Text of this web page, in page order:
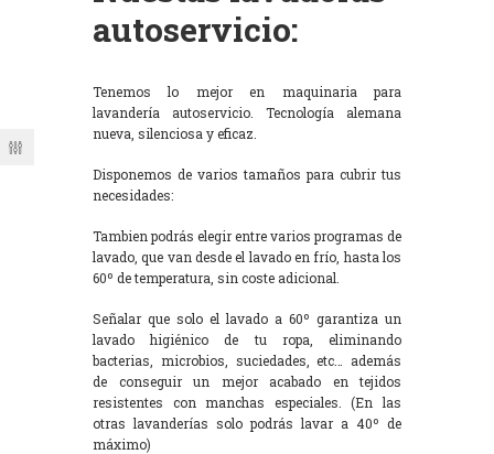
autoservicio:
Tenemos lo mejor en maquinaria para
lavandería autoservicio. Tecnología alemana
nueva, silenciosa y eficaz.
Disponemos de varios tamaños para cubrir tus
necesidades:
Tambien podrás elegir entre varios programas de
lavado, que van desde el lavado en frío, hasta los
60º de temperatura, sin coste adicional.
Señalar que solo el lavado a 60º garantiza un
lavado higiénico de tu ropa, eliminando
bacterias, microbios, suciedades, etc… además
de conseguir un mejor acabado en tejidos
resistentes con manchas especiales. (En las
otras lavanderías solo podrás lavar a 40º de
máximo)